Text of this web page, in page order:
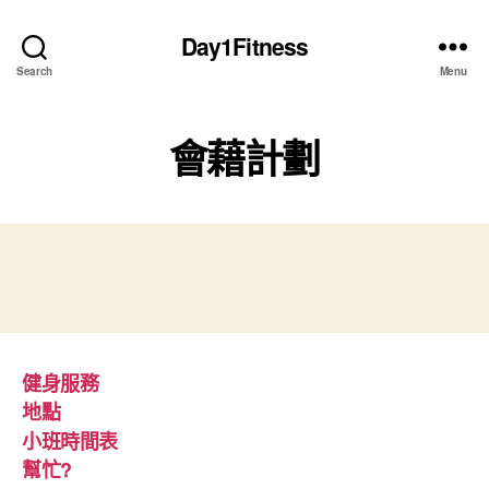
Search
Day1Fitness
Menu
會藉計劃
健身服務
地點
小班時間表
幫忙?